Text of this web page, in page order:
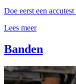
Doe eerst een
Lees meer
Banden